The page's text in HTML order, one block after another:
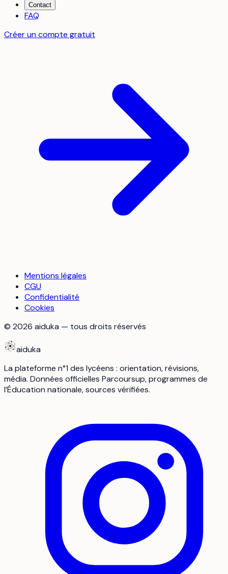
Contact
FAQ
Créer un compte gratuit
Mentions légales
CGU
Confidentialité
Cookies
© 2026 aiduka — tous droits réservés
aiduka
La plateforme n°1 des lycéens : orientation, révisions,
média. Données officielles Parcoursup, programmes de
l’Éducation nationale, sources vérifiées.